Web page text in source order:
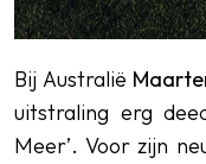
Bij Australië
uitstraling erg
Meer’. Voor zijn